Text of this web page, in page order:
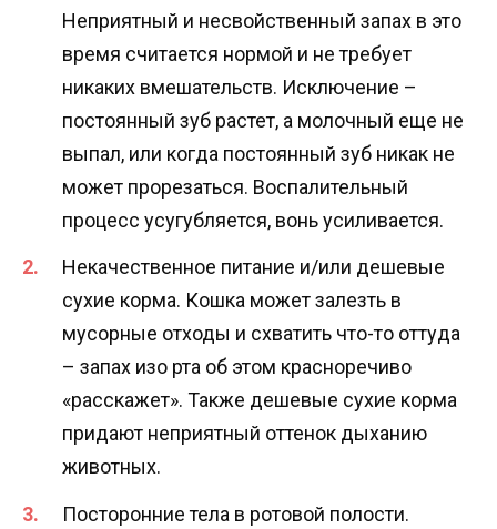
Неприятный и несвойственный запах в это
время считается нормой и не требует
никаких вмешательств. Исключение –
постоянный зуб растет, а молочный еще не
выпал, или когда постоянный зуб никак не
может прорезаться. Воспалительный
процесс усугубляется, вонь усиливается.
Некачественное питание и/или дешевые
сухие корма. Кошка может залезть в
мусорные отходы и схватить что-то оттуда
– запах изо рта об этом красноречиво
«расскажет». Также дешевые сухие корма
придают неприятный оттенок дыханию
животных.
Посторонние тела в ротовой полости.